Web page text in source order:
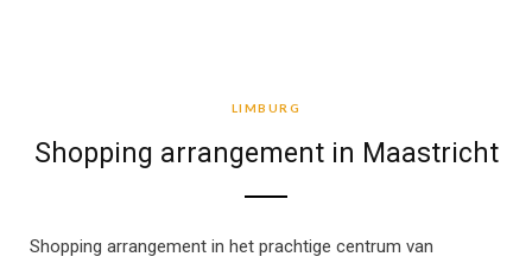
LIMBURG
Shopping arrangement in Maastricht
Shopping arrangement in het prachtige centrum van